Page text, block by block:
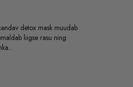
detox mask muudab
liigse rasu ning